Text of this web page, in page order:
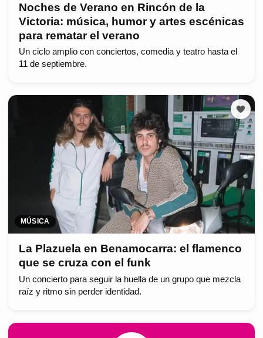
Noches de Verano en Rincón de la
Victoria: música, humor y artes escénicas
para rematar el verano
Un ciclo amplio con conciertos, comedia y teatro hasta el
11 de septiembre.
MÚSICA
La Plazuela en Benamocarra: el flamenco
que se cruza con el funk
Un concierto para seguir la huella de un grupo que mezcla
raíz y ritmo sin perder identidad.